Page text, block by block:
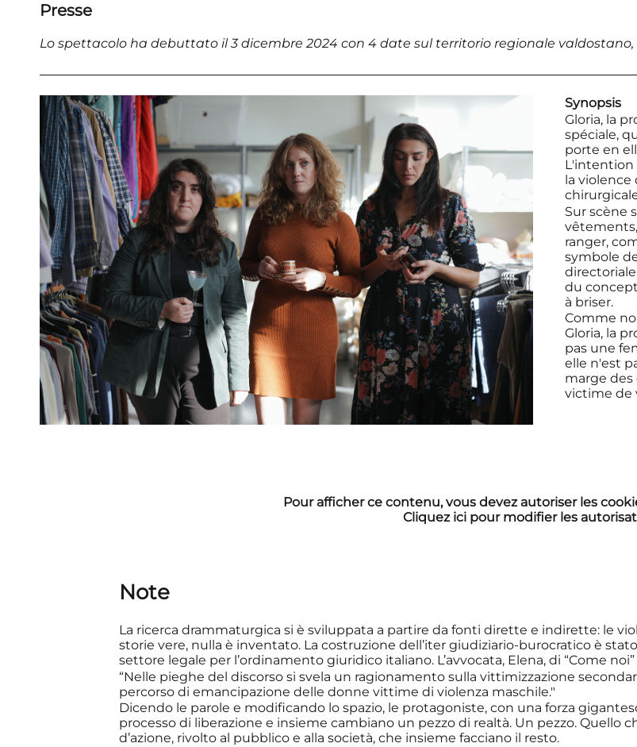
Presse
Lo spettacolo ha debuttato il 3 dicembre 2024 con 4 date sul territorio regionale
Synopsis
Gloria, la
spéciale,
porte en
L'intention
la violence
Sur scène
ranger,
symbole
du
à briser.
Comme
Gloria, la
pas une
elle n'est
marge
victime de
Pour afficher ce contenu, vous devez autoriser les
Cliquez ici pour modifier les
Note
La ricerca drammaturgica si è sviluppata a partire da fonti dirette e indirette: le
storie vere, nulla è inventato. La costruzione dell’iter giudiziario-burocratico è
settore legale per l’ordinamento giuridico italiano. L’avvocata, Elena, di “Come
“Nelle pieghe del discorso si svela un ragionamento sulla vittimizzazione
percorso di emancipazione delle donne vittime di violenza maschile."
Dicendo le parole e modificando lo spazio, le protagoniste, con una forza
processo di liberazione e insieme cambiano un pezzo di realtà. Un pezzo. Quello
d’azione, rivolto al pubblico e alla società, che insieme facciano il resto.